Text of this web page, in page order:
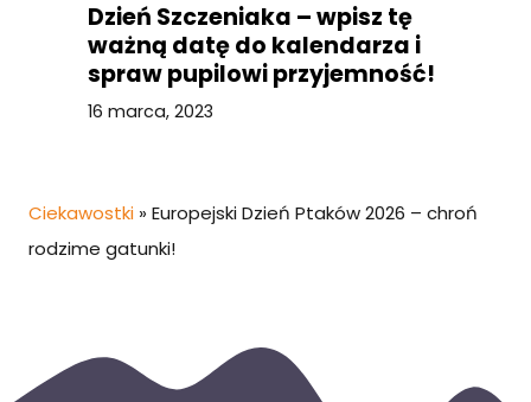
Dzień Szczeniaka – wpisz tę
ważną datę do kalendarza i
spraw pupilowi przyjemność!
16 marca, 2023
Ciekawostki » Europejski Dzień Ptaków 2026 – chroń
rodzime gatunki!